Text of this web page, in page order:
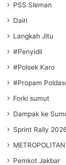
PSS Sleman
Dairi
Langkah Jitu
#Penyidil
#Polsek Karo
#Propam
Forki sumut
Dampak ke
Sprint Rally
METROPOLITAN
Pemkot Jakbar